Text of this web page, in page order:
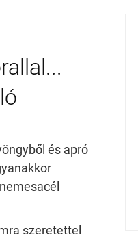
és apró
szeretettel